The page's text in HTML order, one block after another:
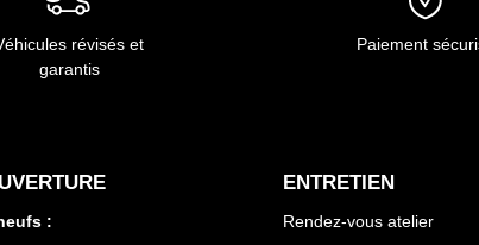
révisés et
garantis
Paiement
:
ENTRETIEN
Rendez-vous atelier